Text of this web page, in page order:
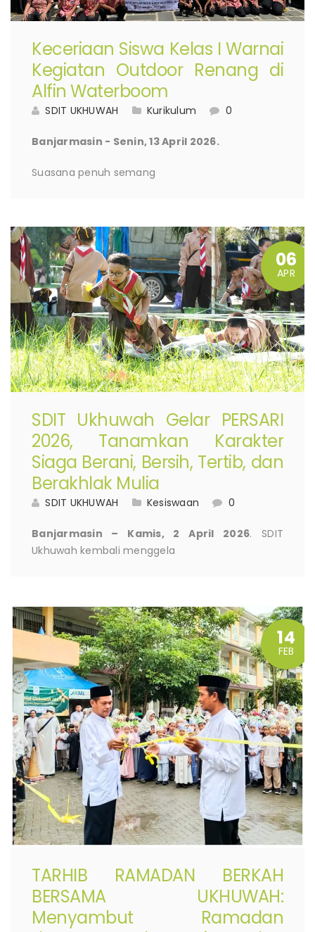
Keceriaan Siswa Kelas I Warnai
Kegiatan Outdoor Renang di
Alfin Waterboom
SDIT UKHUWAH Kurikulum 0
Banjarmasin - Senin, 13 April 2026.
Suasana penuh semang
06
APR
SDIT Ukhuwah Gelar PERSARI
2026, Tanamkan Karakter
Siaga Berani, Bersih, Tertib, dan
Berakhlak Mulia
SDIT UKHUWAH Kesiswaan 0
Banjarmasin – Kamis, 2 April 2026. SDIT
Ukhuwah kembali menggela
14
FEB
TARHIB RAMADAN BERKAH
BERSAMA UKHUWAH:
Menyambut Ramadan